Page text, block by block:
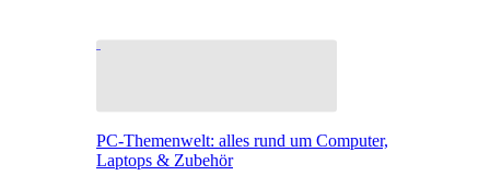
PC-Themenwelt: alles rund um Computer,
Laptops & Zubehör